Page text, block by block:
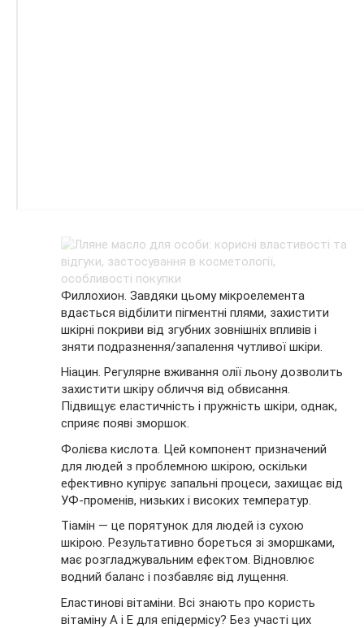
Филлохион. Завдяки цьому мікроелемента
вдається відбілити пігментні плями, захистити
шкірні покриви від згубних зовнішніх впливів і
зняти подразнення/запалення чутливої шкіри.
Ніацин. Регулярне вживання олії льону дозволить
захистити шкіру обличчя від обвисання.
Підвищує еластичність і пружність шкіри, однак,
сприяє появі зморшок.
Фолієва кислота. Цей компонент призначений
для людей з проблемною шкірою, оскільки
ефективно купірує запальні процеси, захищає від
УФ-променів, низьких і високих температур.
Тіамін — це порятунок для людей із сухою
шкірою. Результативно бореться зі зморшками,
має розгладжувальним ефектом. Відновлює
водний баланс і позбавляє від лущення.
Еластинові вітаміни. Всі знають про користь
вітаміну А і Е для епідермісу? Без участі цих